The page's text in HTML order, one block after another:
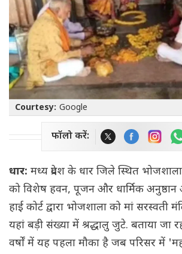
Courtesy: Google
फॉलो करें:
धार: मध्य प्रदेश के धार जिले स्थित
को विशेष हवन, पूजन और धार्मिक
हाई कोर्ट द्वारा भोजशाला को मां सरस्वती
यहां बड़ी संख्या में श्रद्धालु जुटे. बताया जा
वर्षों में यह पहला मौका है जब परिसर में